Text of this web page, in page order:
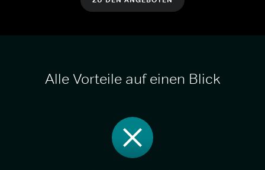
Alle Vorteile auf einen Blick